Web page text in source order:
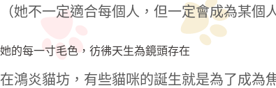
（她不一定適合每個人，但一定會成為某個
她的每一寸毛色，彷彿天生為鏡頭存在
在鴻炎貓坊，有些貓咪的誕生就是為了成為